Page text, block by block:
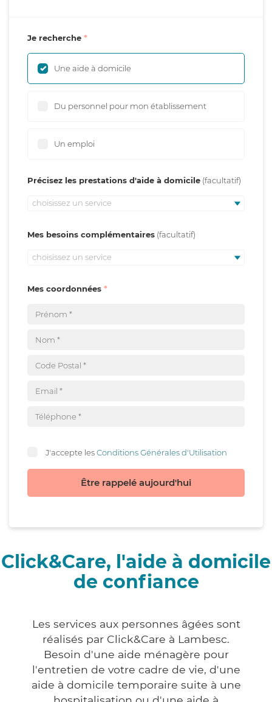
Je recherche
Une aide à domicile
Du personnel pour mon établissement
Un emploi
Précisez les prestations d'aide à domicile
choisissez un service
Mes besoins complémentaires
choisissez un service
Mes coordonnées
J'accepte lesConditions Générales d'Utilisation
Être rappelé aujourd'hui
Click&Care, l'aide à domicile
de confiance
Les services aux personnes âgées sont
réalisés par Click&Care à Lambesc.
Besoin d'une aide ménagère pour
l'entretien de votre cadre de vie, d'une
aide à domicile temporaire suite à une